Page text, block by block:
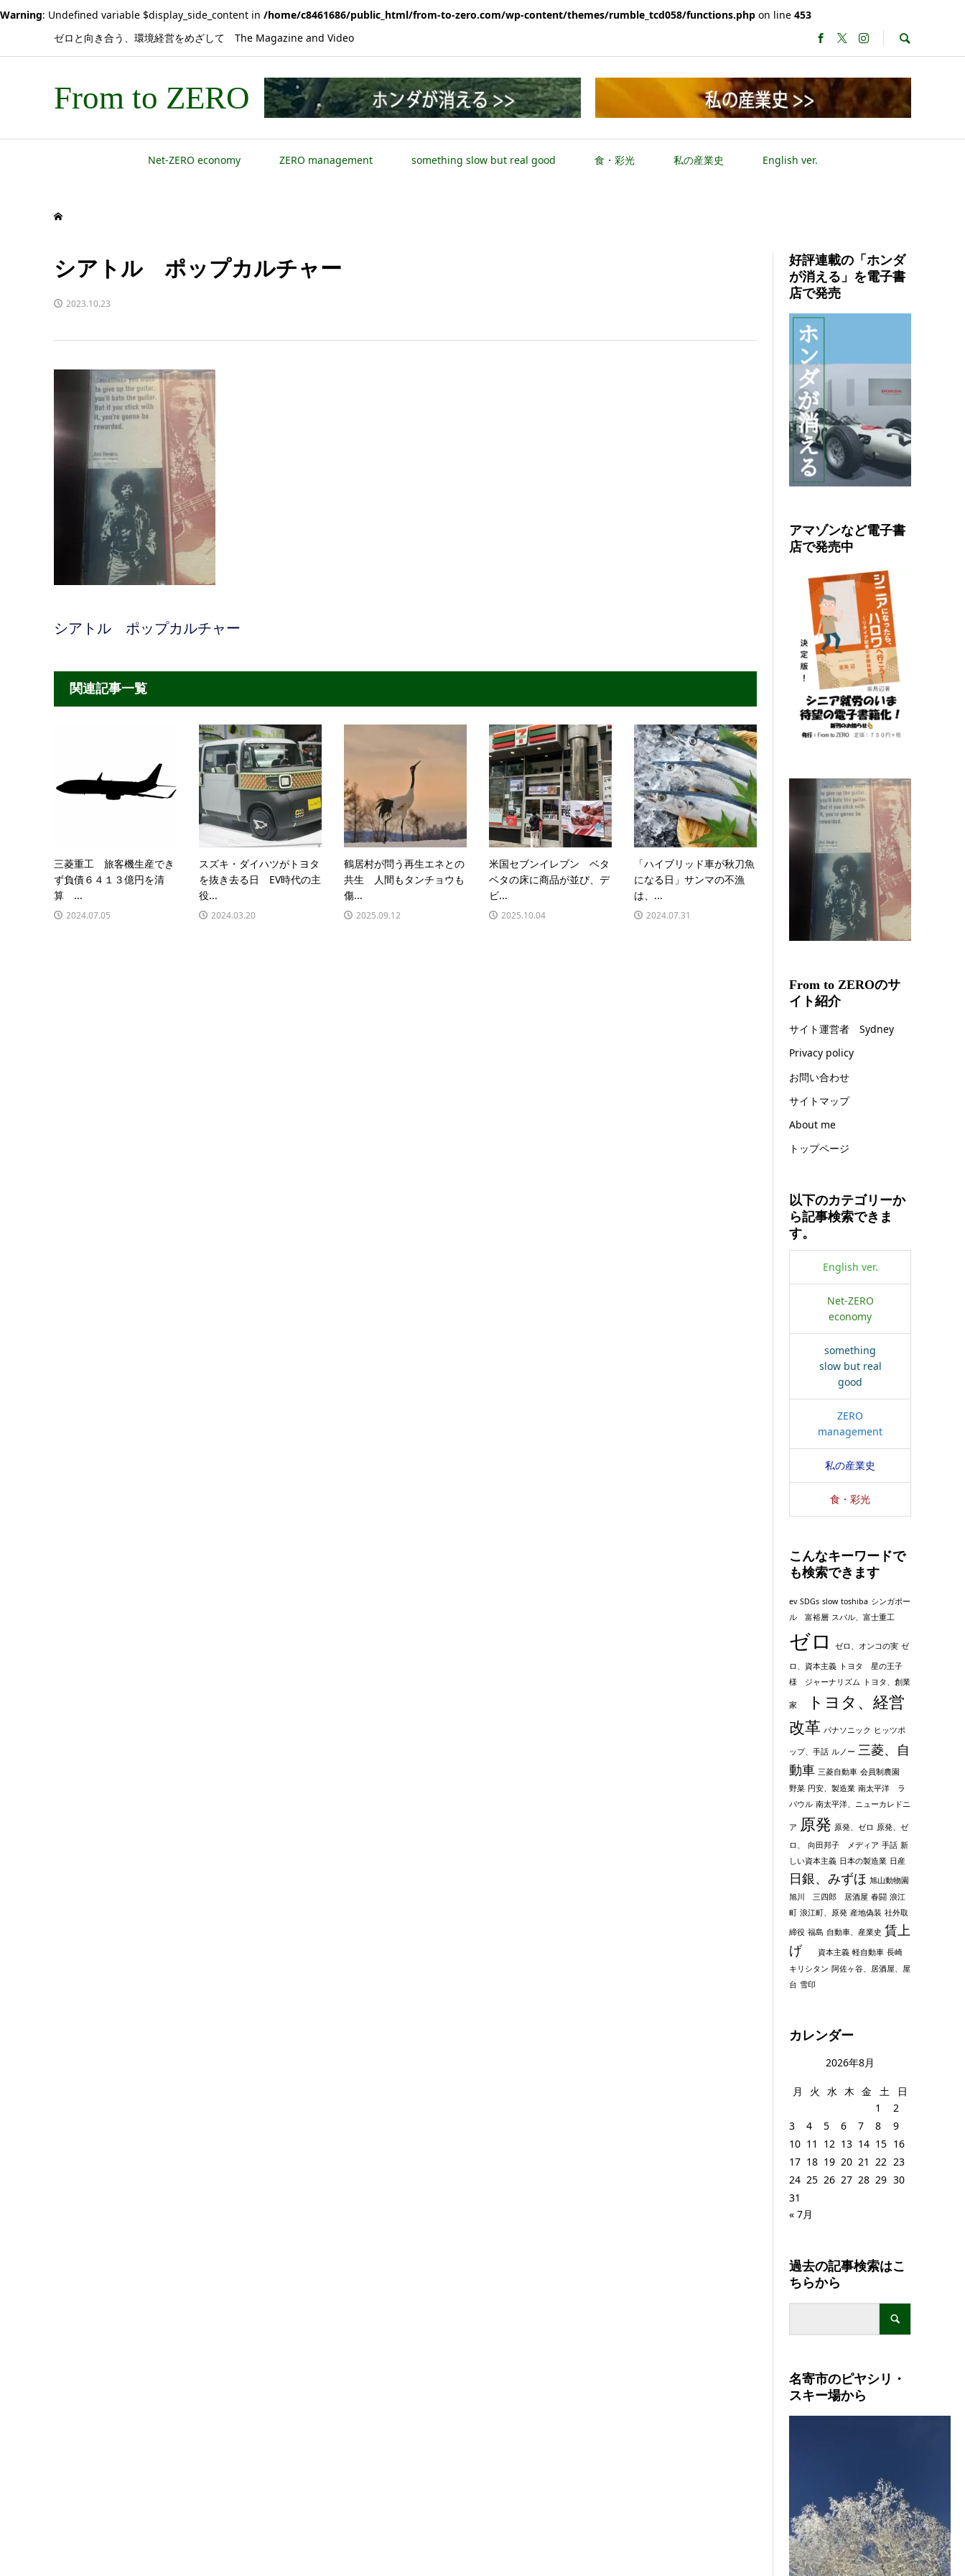
Warning: Undefined variable $display_side_content in /home/c8461686/public_html/from-to-zero.com/wp-content/themes/rumble_tcd058/functions.php on line 453
ゼロと向き合う、環境経営をめざして The Magazine and Video
From to ZERO
Net-ZERO economy ZERO management something slow but real good 食・彩光 私の産業史 English ver.
シアトル ポップカルチャー
2023.10.23
シアトル ポップカルチャー
関連記事一覧
三菱重工 旅客機生産でき
ず負債６４１３億円を清
算 ...
2024.07.05
スズキ・ダイハツがトヨタ
を抜き去る日 EV時代の主
役...
2024.03.20
鶴居村が問う再生エネとの
共生 人間もタンチョウも
傷...
2025.09.12
米国セブンイレブン ベタ
ベタの床に商品が並び、デ
ビ...
2025.10.04
「ハイブリッド車が秋刀魚
になる日」サンマの不漁
は、...
2024.07.31
好評連載の「ホンダ
が消える」を電子書
店で発売
アマゾンなど電子書
店で発売中
From to ZEROのサ
イト紹介
サイト運営者 Sydney
Privacy policy
お問い合わせ
サイトマップ
About me
トップページ
以下のカテゴリーか
ら記事検索できま
す。
English ver.
Net-ZERO
economy
something
slow but real
good
ZERO
management
私の産業史
食・彩光
こんなキーワードで
も検索できます
ev SDGs slow toshiba シンガポー
ル 富裕層 スバル、富士重工
ゼロ ゼロ、オンコの実 ゼ
ロ、資本主義 トヨタ 星の王子
様 ジャーナリズム
トヨタ、創業
家
トヨタ、経営
改革 パナソニック ヒッツポ
ップ、手話 ルノー 三菱、自
動車 三菱自動車 会員制農園
野菜 円安、製造業 南太平洋 ラ
バウル 南太平洋、ニューカレドニ
ア 原発 原発、ゼロ 原発、ゼ
ロ、
向田邦子 メディア 手話 新
しい資本主義 日本の製造業 日産
日銀、みずほ 旭山動物園
旭川 三四郎 居酒屋 春闘 浪江
町 浪江町、原発 産地偽装 社外取
締役 福島 自動車、産業史 賃上
げ
資本主義 軽自動車 長崎
キリシタン 阿佐ヶ谷、居酒屋、屋
台 雪印
カレンダー
2026年8月
月 火 水 木 金 土
日
1
2
3
4 5 6 7 8
9
10 11 12 13 14 15 16
17 18 19 20 21 22 23
24 25 26 27 28 29 30
31
« 7月
過去の記事検索はこ
ちらから
名寄市のピヤシリ・
スキー場から